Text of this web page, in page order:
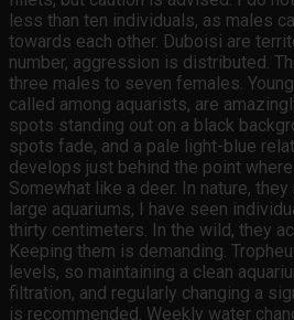
less than ten individuals, as males
towards each other. Duboisi are
number, aggression is distributed.
three males to seven females.
called among aquarists, are
spots standing out on a black
spots fade, and a pale light-blue
develops just behind the point
Somewhat like a deer. In nature,
large aquariums, I have seen
thirty centimeters. In the wild, they
Keeping them is demanding.
levels, so maintaining a clean
filtration, and regularly changing a
is recommended. Weekly water